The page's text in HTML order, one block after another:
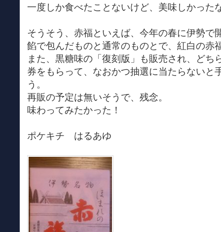
一度しか食べたことないけど、美味しかった
そうそう、赤福といえば、今年の春に伊勢で
餡で包んだものと通常のものとで、紅白の赤
また、黒糖味の「復刻版」も販売され、どち
券をもらって、なおかつ抽選に当たらないと
う。
再販の予定は無いそうで、残念。
味わってみたかった！
ポケキチ はるあゆ